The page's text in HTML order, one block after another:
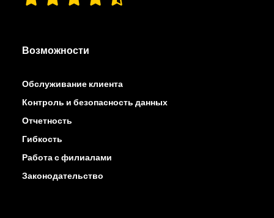
Возможности
Обслуживание клиента
Контроль и безопасность данных
Отчетность
Гибкость
Работа с филиалами
Законодательство